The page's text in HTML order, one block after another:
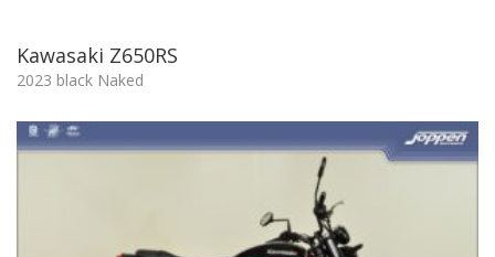
Kawasaki Z650RS
2023 black Naked